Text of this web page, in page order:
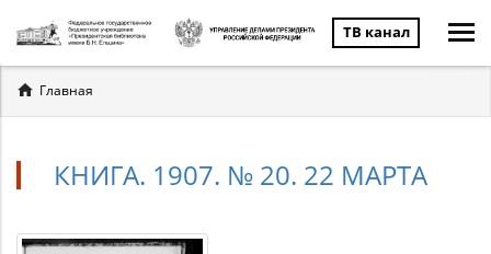
ТВ канал
Вы
здесь
Главная
КНИГА. 1907. № 20. 22 МАРТА